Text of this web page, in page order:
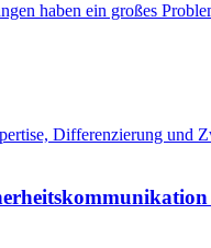
haben ein großes
Differenzierung